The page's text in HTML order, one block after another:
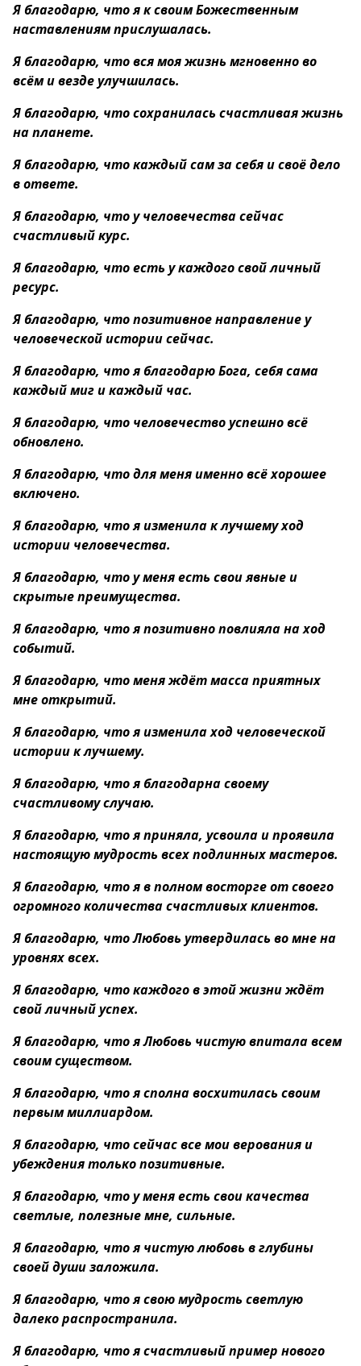
Я благодарю, что я к своим Божественным
наставлениям прислушалась.
Я благодарю, что вся моя жизнь мгновенно во
всём и везде улучшилась.
Я благодарю, что сохранилась счастливая жизнь
на планете.
Я благодарю, что каждый сам за себя и своё дело
в ответе.
Я благодарю, что у человечества сейчас
счастливый курс.
Я благодарю, что есть у каждого свой личный
ресурс.
Я благодарю, что позитивное направление у
человеческой истории сейчас.
Я благодарю, что я благодарю Бога, себя сама
каждый миг и каждый час.
Я благодарю, что человечество успешно всё
обновлено.
Я благодарю, что для меня именно всё хорошее
включено.
Я благодарю, что я изменила к лучшему ход
истории человечества.
Я благодарю, что у меня есть свои явные и
скрытые преимущества.
Я благодарю, что я позитивно повлияла на ход
событий.
Я благодарю, что меня ждёт масса приятных
мне открытий.
Я благодарю, что я изменила ход человеческой
истории к лучшему.
Я благодарю, что я благодарна своему
счастливому случаю.
Я благодарю, что я приняла, усвоила и проявила
настоящую мудрость всех подлинных мастеров.
Я благодарю, что я в полном восторге от своего
огромного количества счастливых клиентов.
Я благодарю, что Любовь утвердилась во мне на
уровнях всех.
Я благодарю, что каждого в этой жизни ждёт
свой личный успех.
Я благодарю, что я Любовь чистую впитала всем
своим существом.
Я благодарю, что я сполна восхитилась своим
первым миллиардом.
Я благодарю, что сейчас все мои верования и
убеждения только позитивные.
Я благодарю, что у меня есть свои качества
светлые, полезные мне, сильные.
Я благодарю, что я чистую любовь в глубины
своей души заложила.
Я благодарю, что я свою мудрость светлую
далеко распространила.
Я благодарю, что я счастливый пример нового